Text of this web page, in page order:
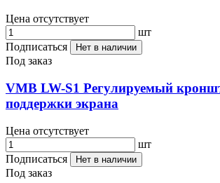
Цена отсутствует
шт
Подписаться
Нет в наличии
Под заказ
VMB LW-S1 Регулируемый
поддержки экрана
Цена отсутствует
шт
Подписаться
Нет в наличии
Под заказ